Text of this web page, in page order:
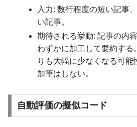
入力: 数行程度の短い記事
い記事。
期待される挙動: 記事の内
わずかに加工して要約する
りも大幅に少なくなる可能
加筆はしない。
自動評価の擬似コード